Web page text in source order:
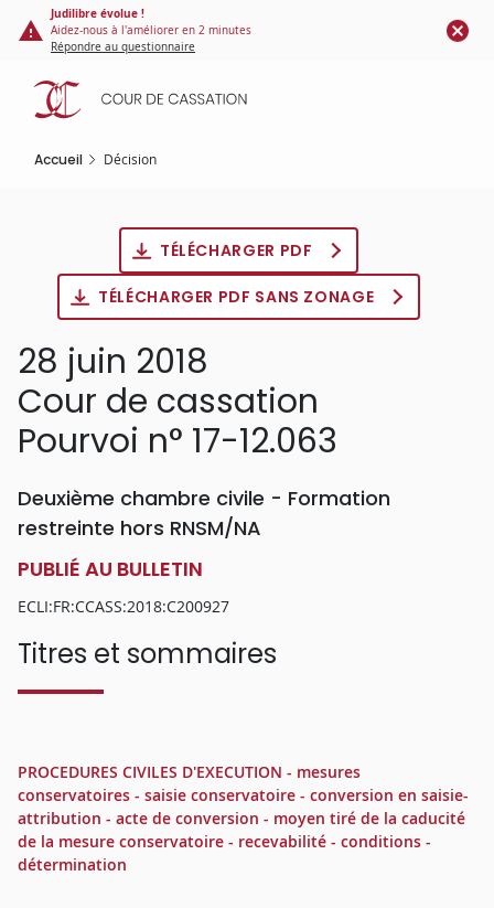
Panneau de gestion des cookies
contenu
principal
Judilibre évolue !
Aidez-nous à l'améliorer en 2 minutes
Répondre au questionnaire
Accueil Décision
TÉLÉCHARGER PDF
TÉLÉCHARGER PDF SANS ZONAGE
28 juin 2018
Cour de cassation
Pourvoi n° 17-12.063
Deuxième chambre civile - Formation
restreinte hors RNSM/NA
PUBLIÉ AU BULLETIN
ECLI:FR:CCASS:2018:C200927
Titres et sommaires
PROCEDURES CIVILES D'EXECUTION - mesures
conservatoires - saisie conservatoire - conversion en saisie-
attribution - acte de conversion - moyen tiré de la caducité
de la mesure conservatoire - recevabilité - conditions -
détermination